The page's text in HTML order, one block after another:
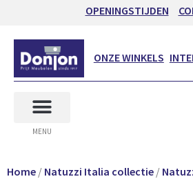
OPENINGSTIJDEN
ONZE WINKELS
MENU
Home / Natuzzi Italia collectie /